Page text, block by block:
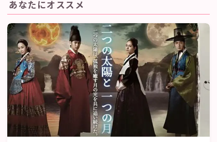
あなたにオススメ
新作が続々と配信中♡
エロ無料！無修正アニメおすすめ17選！